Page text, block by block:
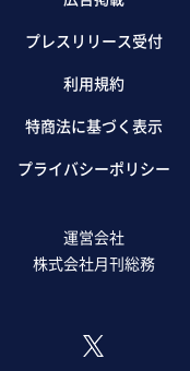
プレスリリース受付
利用規約
特商法に基づく表示
プライバシーポリシー
運営会社
株式会社月刊総務